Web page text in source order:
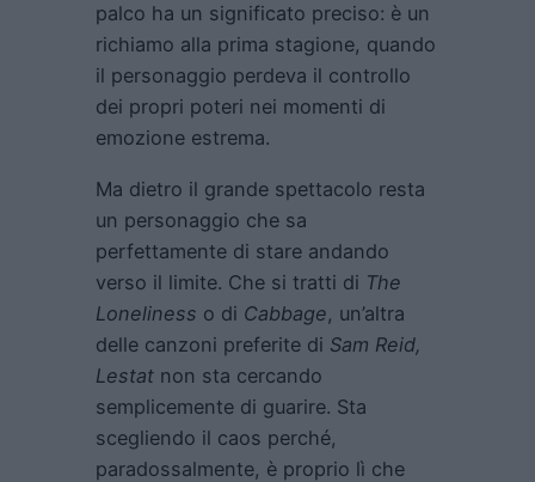
palco ha un significato preciso: è un
richiamo alla prima stagione, quando
il personaggio perdeva il controllo
dei propri poteri nei momenti di
emozione estrema.
Ma dietro il grande spettacolo resta
un personaggio che sa
perfettamente di stare andando
verso il limite. Che si tratti di The
Loneliness o di Cabbage, un’altra
delle canzoni preferite di Sam Reid,
Lestat non sta cercando
semplicemente di guarire. Sta
scegliendo il caos perché,
paradossalmente, è proprio lì che